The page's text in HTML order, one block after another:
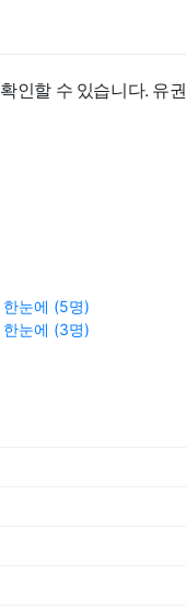
인할 수 있습니다. 유권
눈에 (5명)
눈에 (3명)